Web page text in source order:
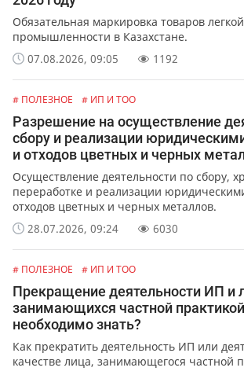
Обязательная маркировка товаров легкой
промышленности в Казахстане.
07.08.2026, 09:05
1192
# ПОЛЕЗНОЕ # ИП И ТОО
Разрешение на осуществление
сбору и реализации
и отходов цветных и черных
Осуществление деятельности по сбору,
переработке и реализации
отходов цветных и черных металлов.
28.07.2026, 09:24
6030
# ПОЛЕЗНОЕ # ИП И ТОО
Прекращение деятельности ИП и
занимающихся частной
необходимо знать?
Как прекратить деятельность ИП или
качестве лица, занимающегося частной